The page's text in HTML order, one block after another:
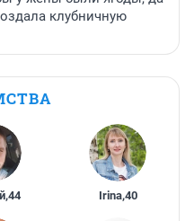
клубничную
,44 Irina,40